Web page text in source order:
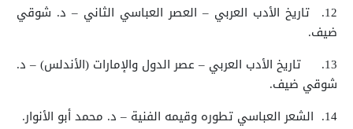
12.
تاريخ الأدب العربي – العصر العباسي الثاني – د. شوقي
ضيف.
13.
تاريخ الأدب العربي – عصر الدول والإمارات (الأندلس) – د.
شوقي ضيف.
14. الشعر العباسي تطوره وقيمه الفنية – د. محمد أبو الأنوار.